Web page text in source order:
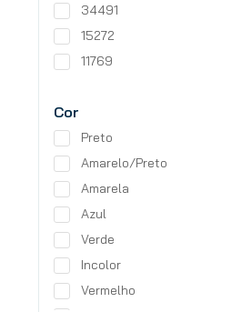
34491
15272
11769
Cor
Preto
Amarelo/Preto
Amarela
Azul
Verde
Incolor
Vermelho